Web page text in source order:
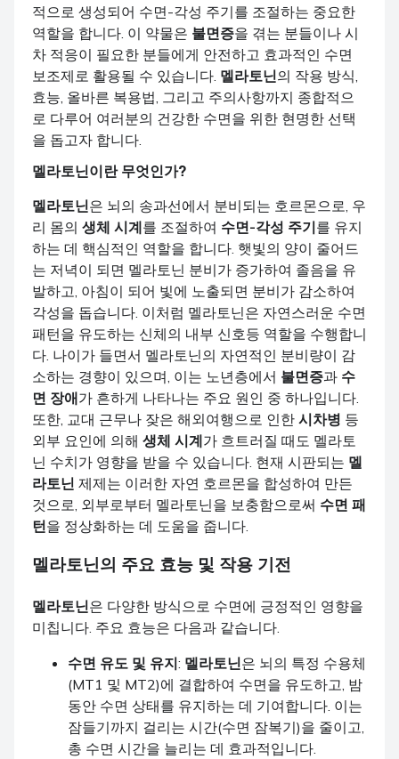
적으로 생성되어 수면-각성 주기를 조절하는 중요한
역할을 합니다. 이 약물은 불면증을 겪는 분들이나 시
차 적응이 필요한 분들에게 안전하고 효과적인 수면
보조제로 활용될 수 있습니다. 멜라토닌의 작용 방식,
효능, 올바른 복용법, 그리고 주의사항까지 종합적으
로 다루어 여러분의 건강한 수면을 위한 현명한 선택
을 돕고자 합니다.
멜라토닌이란 무엇인가?
멜라토닌은 뇌의 송과선에서 분비되는 호르몬으로, 우
리 몸의 생체 시계를 조절하여 수면-각성 주기를 유지
하는 데 핵심적인 역할을 합니다. 햇빛의 양이 줄어드
는 저녁이 되면 멜라토닌 분비가 증가하여 졸음을 유
발하고, 아침이 되어 빛에 노출되면 분비가 감소하여
각성을 돕습니다. 이처럼 멜라토닌은 자연스러운 수면
패턴을 유도하는 신체의 내부 신호등 역할을 수행합니
다. 나이가 들면서 멜라토닌의 자연적인 분비량이 감
소하는 경향이 있으며, 이는 노년층에서 불면증과 수
면 장애가 흔하게 나타나는 주요 원인 중 하나입니다.
또한, 교대 근무나 잦은 해외여행으로 인한 시차병 등
외부 요인에 의해 생체 시계가 흐트러질 때도 멜라토
닌 수치가 영향을 받을 수 있습니다. 현재 시판되는 멜
라토닌 제제는 이러한 자연 호르몬을 합성하여 만든
것으로, 외부로부터 멜라토닌을 보충함으로써 수면 패
턴을 정상화하는 데 도움을 줍니다.
멜라토닌의 주요 효능 및 작용 기전
멜라토닌은 다양한 방식으로 수면에 긍정적인 영향을
미칩니다. 주요 효능은 다음과 같습니다.
수면 유도 및 유지: 멜라토닌은 뇌의 특정 수용체
(MT1 및 MT2)에 결합하여 수면을 유도하고, 밤
동안 수면 상태를 유지하는 데 기여합니다. 이는
잠들기까지 걸리는 시간(수면 잠복기)을 줄이고,
총 수면 시간을 늘리는 데 효과적입니다.